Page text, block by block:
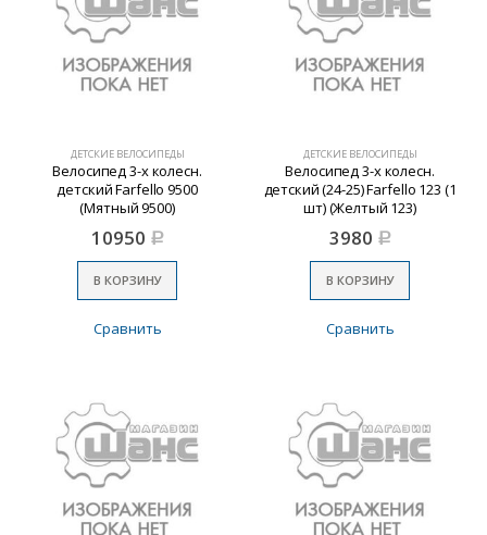
ДЕТСКИЕ ВЕЛОСИПЕДЫ
Велосипед 3-х колесн.
детский Farfello 9500
(Мятный 9500)
10950 Р
В КОРЗИНУ
Сравнить
ДЕТСКИЕ ВЕЛОСИПЕДЫ
Велосипед 3-х колесн.
детский (24-25) Farfello 123 (1
шт) (Желтый 123)
3980 Р
В КОРЗИНУ
Сравнить